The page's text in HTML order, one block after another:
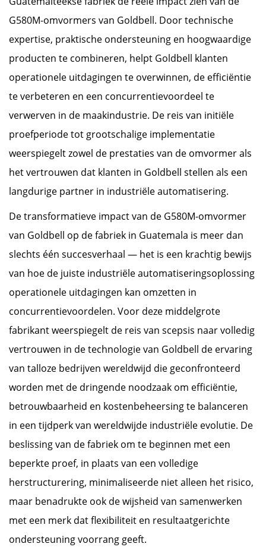
G580M-omvormers van Goldbell. Door technische
expertise, praktische ondersteuning en hoogwaardige
producten te combineren, helpt Goldbell klanten
operationele uitdagingen te overwinnen, de efficiëntie
te verbeteren en een concurrentievoordeel te
verwerven in de maakindustrie. De reis van initiële
proefperiode tot grootschalige implementatie
weerspiegelt zowel de prestaties van de omvormer als
het vertrouwen dat klanten in Goldbell stellen als een
langdurige partner in industriële automatisering.
De transformatieve impact van de G580M-omvormer
van Goldbell op de fabriek in Guatemala is meer dan
slechts één succesverhaal — het is een krachtig bewijs
van hoe de juiste industriële automatiseringsoplossing
operationele uitdagingen kan omzetten in
concurrentievoordelen. Voor deze middelgrote
fabrikant weerspiegelt de reis van scepsis naar volledig
vertrouwen in de technologie van Goldbell de ervaring
van talloze bedrijven wereldwijd die geconfronteerd
worden met de dringende noodzaak om efficiëntie,
betrouwbaarheid en kostenbeheersing te balanceren
in een tijdperk van wereldwijde industriële evolutie. De
beslissing van de fabriek om te beginnen met een
beperkte proef, in plaats van een volledige
herstructurering, minimaliseerde niet alleen het risico,
maar benadrukte ook de wijsheid van samenwerken
met een merk dat flexibiliteit en resultaatgerichte
ondersteuning voorrang geeft.